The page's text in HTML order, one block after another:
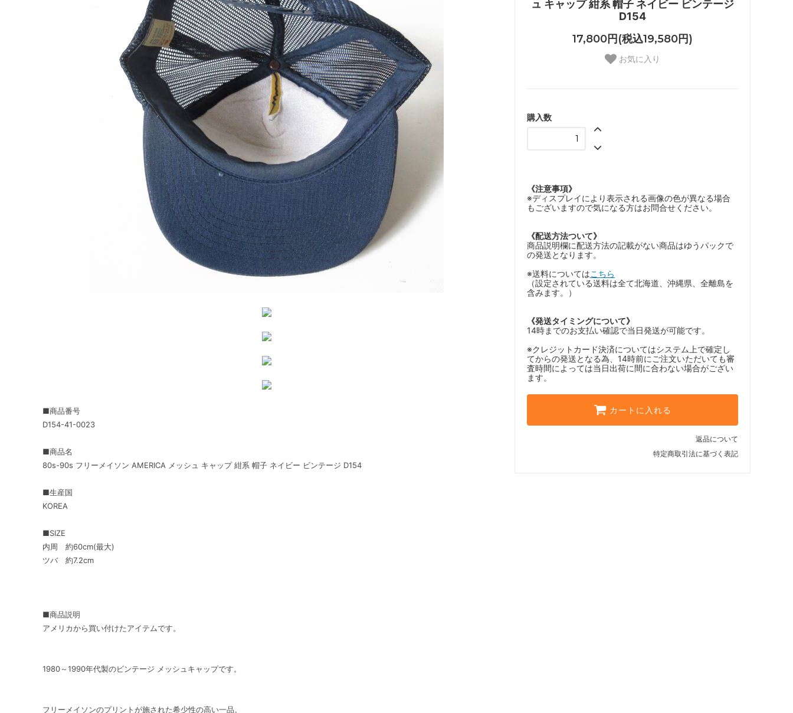
ュ キャップ 紺系 帽子 ネイビー ビンテージ
D154
17,800円(税込19,580円)
お気に入り
購入数
《注意事項》
※ディスプレイにより表示される画像の色が異なる場合
もございますので気になる方はお問合せください。
《配送方法ついて》
商品説明欄に配送方法の記載がない商品はゆうパックで
の発送となります。
※送料についてはこちら
（設定されている送料は全て北海道、沖縄県、全離島を
含みます。）
《発送タイミングについて》
14時までのお支払い確認で当日発送が可能です。
※クレジットカード決済についてはシステム上で確定し
てからの発送となる為、14時前にご注文いただいても審
査時間によっては当日出荷に間に合わない場合がござい
ます。
カートに入れる
返品について
特定商取引法に基づく表記
■商品番号
D154-41-0023
■商品名
80s-90s フリーメイソン AMERICA メッシュ キャップ 紺系 帽子 ネイビー ビンテージ D154
■生産国
KOREA
■SIZE
内周 約60cm(最大)
ツバ 約7.2cm
■商品説明
アメリカから買い付けたアイテムです。
1980～1990年代製のビンテージ メッシュキャップです。
フリーメイソンのプリントが施された希少性の高い一品。